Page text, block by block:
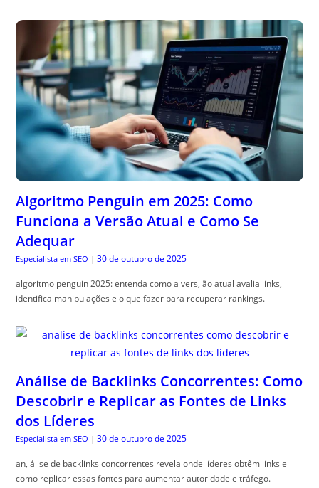
Algoritmo Penguin em 2025: Como
Funciona a Versão Atual e Como Se
Adequar
Especialista em SEO | 30 de outubro de 2025
algoritmo penguin 2025: entenda como a vers, ão atual avalia links,
identifica manipulações e o que fazer para recuperar rankings.
Análise de Backlinks Concorrentes: Como
Descobrir e Replicar as Fontes de Links
dos Líderes
Especialista em SEO | 30 de outubro de 2025
an, álise de backlinks concorrentes revela onde líderes obtêm links e
como replicar essas fontes para aumentar autoridade e tráfego.